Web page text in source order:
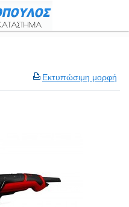
Εκτυπώσιμη μορφή